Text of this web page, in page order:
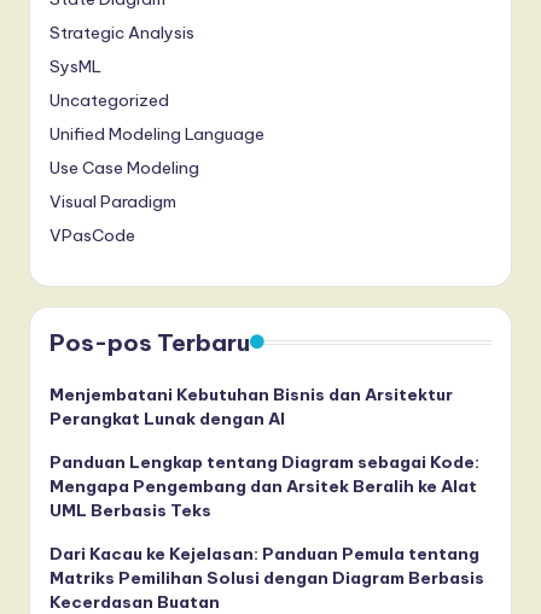
Strategic Analysis
SysML
Uncategorized
Unified Modeling Language
Use Case Modeling
Visual Paradigm
VPasCode
Pos-pos Terbaru
Menjembatani Kebutuhan Bisnis dan Arsitektur
Perangkat Lunak dengan AI
Panduan Lengkap tentang Diagram sebagai Kode:
Mengapa Pengembang dan Arsitek Beralih ke Alat
UML Berbasis Teks
Dari Kacau ke Kejelasan: Panduan Pemula tentang
Matriks Pemilihan Solusi dengan Diagram Berbasis
Kecerdasan Buatan